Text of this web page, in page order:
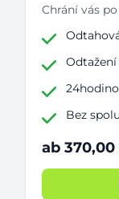
Chrání vás
Bez
ab